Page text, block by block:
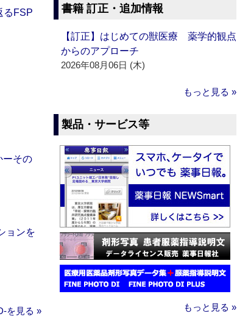
るFSP
ーその
ョンを
を見る »
書籍 訂正・追加情報
【訂正】はじめての獣医療 薬学的観点
からのアプローチ
2026年08月06日 (木)
もっと見る »
製品・サービス等
もっと見る »